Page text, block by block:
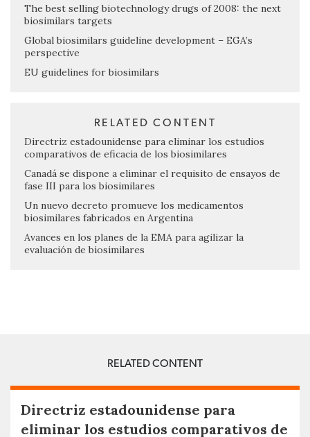
The best selling biotechnology drugs of 2008: the next
biosimilars targets
Global biosimilars guideline development – EGA’s
perspective
EU guidelines for biosimilars
RELATED CONTENT
Directriz estadounidense para eliminar los estudios
comparativos de eficacia de los biosimilares
Canadá se dispone a eliminar el requisito de ensayos de
fase III para los biosimilares
Un nuevo decreto promueve los medicamentos
biosimilares fabricados en Argentina
Avances en los planes de la EMA para agilizar la
evaluación de biosimilares
RELATED CONTENT
Directriz estadounidense para
eliminar los estudios comparativos de